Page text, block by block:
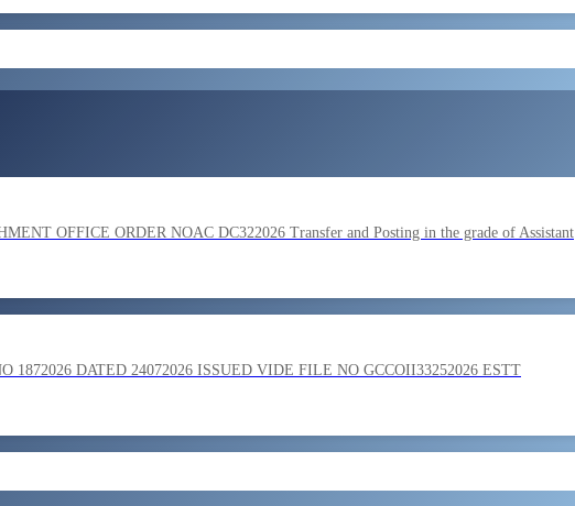
on the basis of result of Combined Graduate Level Examination
by SSC on the basis of result of CombIned Graduate Level E
OFFICE ORDER NOAC DC322026 Transfer and Posting in the grade of Assistant
1872026 DATED 24072026 ISSUED VIDE FILE NO GCCOII33252026 ESTT